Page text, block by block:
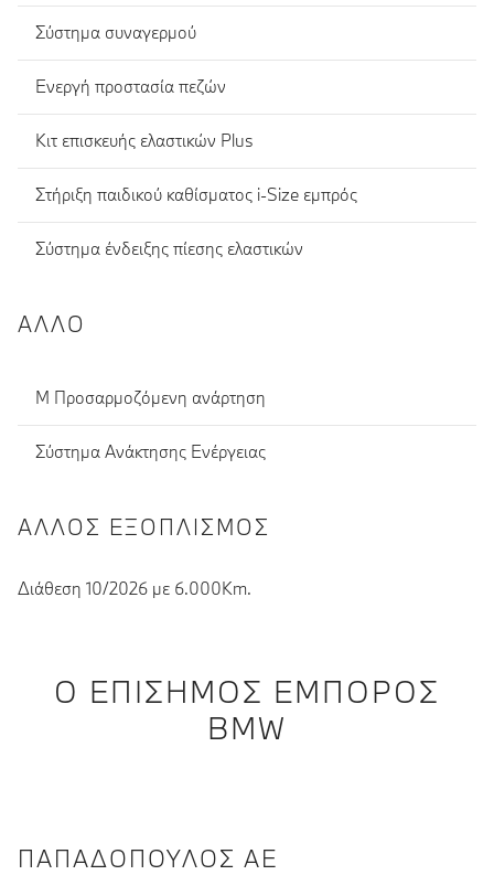
Σύστημα συναγερμού
Ενεργή προστασία πεζών
Κιτ επισκευής ελαστικών Plus
Στήριξη παιδικού καθίσματος i-Size εμπρός
Σύστημα ένδειξης πίεσης ελαστικών
ΆΛΛΟ
Μ Προσαρμοζόμενη ανάρτηση
Σύστημα Ανάκτησης Ενέργειας
ΆΛΛΟΣ ΕΞΟΠΛΙΣΜΌΣ
Διάθεση 10/2026 με 6.000Km.
Ο ΕΠΊΣΗΜΟΣ ΈΜΠΟΡΟΣ
BMW
ΠΑΠΑΔΌΠΟΥΛΟΣ ΑΕ